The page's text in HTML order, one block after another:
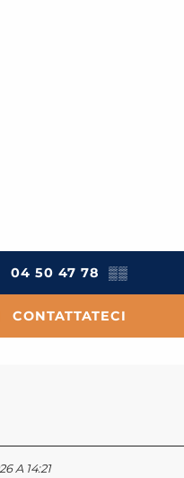
04 50 47 78 ▒▒
CONTATTATECI
A 14:21